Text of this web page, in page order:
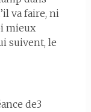
va faire, ni
mieux
suivent, le
de3